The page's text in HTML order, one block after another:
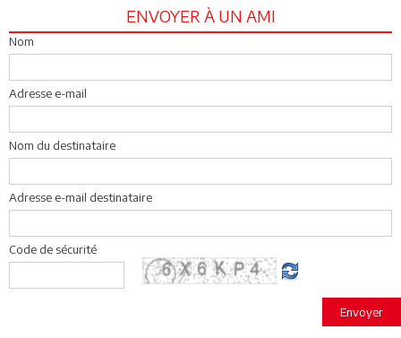
ENVOYER À UN AMI
Nom
Adresse e-mail
Nom du destinataire
Adresse e-mail destinataire
Code de sécurité
Envoyer